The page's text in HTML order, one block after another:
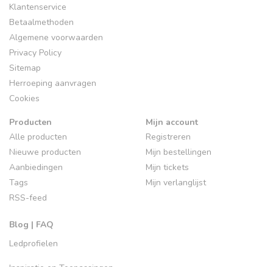
Klantenservice
Betaalmethoden
Algemene voorwaarden
Privacy Policy
Sitemap
Herroeping aanvragen
Cookies
Producten
Alle producten
Nieuwe producten
Aanbiedingen
Tags
RSS-feed
Blog | FAQ
Ledprofielen
Mijn account
Registreren
Mijn bestellingen
Mijn tickets
Mijn verlanglijst